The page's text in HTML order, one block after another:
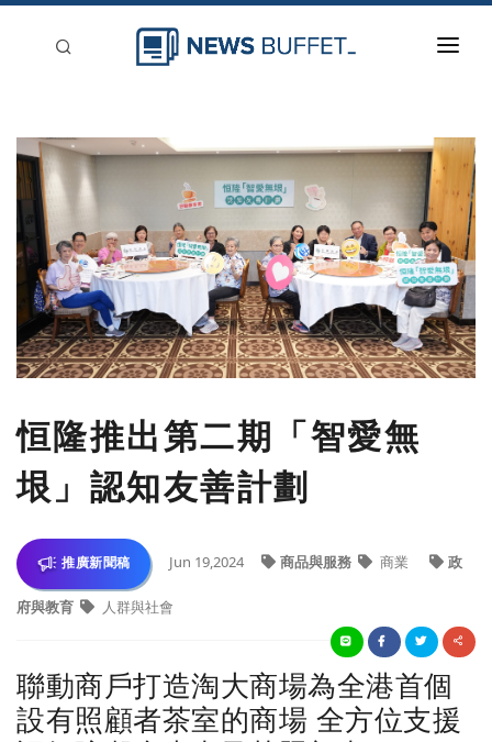
新聞稿分類
登入
刊登
恒隆推出第二期「智愛無
垠」認知友善計劃
推廣新聞稿 Jun 19,2024 商品與服務 商業 政
府與教育 人群與社會
聯動商戶打造淘大商場為全港首個
設有照顧者茶室的商場 全方位支援